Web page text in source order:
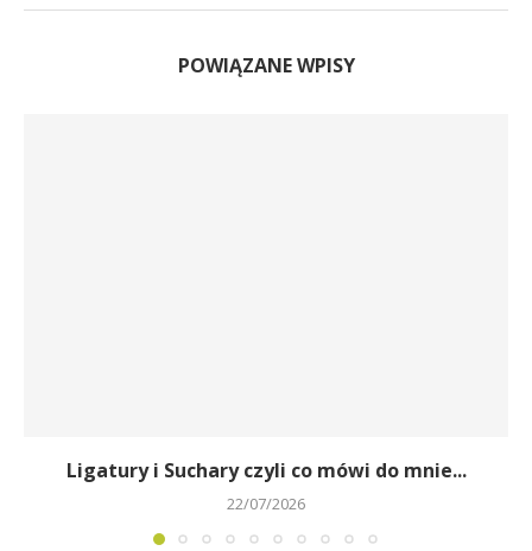
POWIĄZANE WPISY
Ligatury i Suchary czyli co mówi do mnie...
22/07/2026